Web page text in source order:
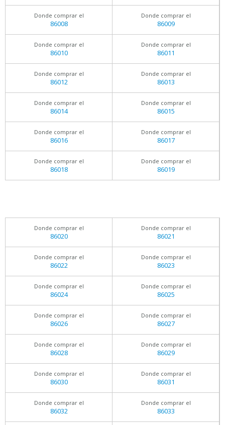
Donde comprar el
86008
Donde comprar el
86009
Donde comprar el
86010
Donde comprar el
86011
Donde comprar el
86012
Donde comprar el
86013
Donde comprar el
86014
Donde comprar el
86015
Donde comprar el
86016
Donde comprar el
86017
Donde comprar el
86018
Donde comprar el
86019
Donde comprar el
86020
Donde comprar el
86021
Donde comprar el
86022
Donde comprar el
86023
Donde comprar el
86024
Donde comprar el
86025
Donde comprar el
86026
Donde comprar el
86027
Donde comprar el
86028
Donde comprar el
86029
Donde comprar el
86030
Donde comprar el
86031
Donde comprar el
86032
Donde comprar el
86033